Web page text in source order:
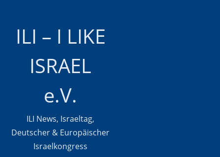
ILI – I LIKE
ISRAEL
e.V.
ILI News, Israeltag,
Deutscher & Europäischer
Israelkongress